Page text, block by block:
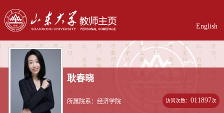
English
耿春晓
所属院系：经济学院 访问次数：011897次